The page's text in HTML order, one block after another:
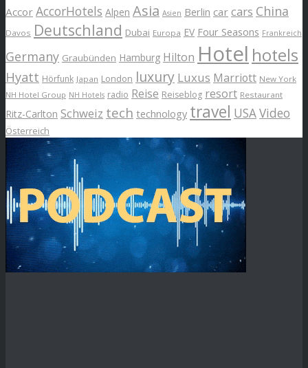
Accor AccorHotels Alpen Asia Asien Berlin car cars China
Davos Deutschland Dubai Europa EV Four Seasons Frankreich
Germany Graubünden Hamburg Hilton Hotel hotels
Hyatt Hörfunk Japan London luxury Luxus Marriott New York
NH Hotel Group NH Hotels radio Reise Reiseblog resort Restaurant
Ritz-Carlton Schweiz tech technology travel USAVideo
Österreich